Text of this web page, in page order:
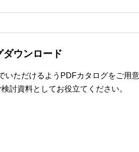
ウンロード
いただけるようPDFカタログをご用意
討資料としてお役立てください。